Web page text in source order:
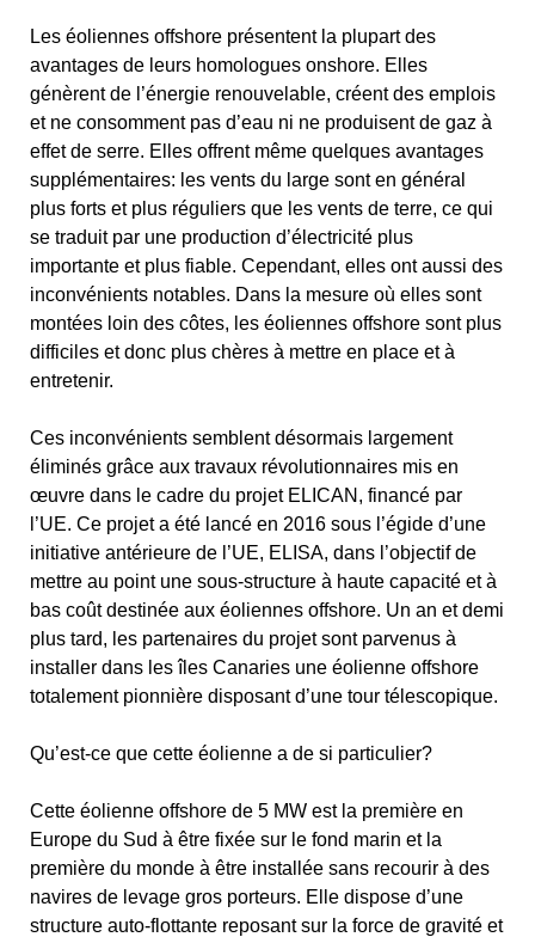
Les éoliennes offshore présentent la plupart des
avantages de leurs homologues onshore. Elles
génèrent de l’énergie renouvelable, créent des emplois
et ne consomment pas d’eau ni ne produisent de gaz à
effet de serre. Elles offrent même quelques avantages
supplémentaires: les vents du large sont en général
plus forts et plus réguliers que les vents de terre, ce qui
se traduit par une production d’électricité plus
importante et plus fiable. Cependant, elles ont aussi des
inconvénients notables. Dans la mesure où elles sont
montées loin des côtes, les éoliennes offshore sont plus
difficiles et donc plus chères à mettre en place et à
entretenir.
Ces inconvénients semblent désormais largement
éliminés grâce aux travaux révolutionnaires mis en
œuvre dans le cadre du projet ELICAN, financé par
l’UE. Ce projet a été lancé en 2016 sous l’égide d’une
initiative antérieure de l’UE, ELISA, dans l’objectif de
mettre au point une sous-structure à haute capacité et à
bas coût destinée aux éoliennes offshore. Un an et demi
plus tard, les partenaires du projet sont parvenus à
installer dans les îles Canaries une éolienne offshore
totalement pionnière disposant d’une tour télescopique.
Qu’est-ce que cette éolienne a de si particulier?
Cette éolienne offshore de 5 MW est la première en
Europe du Sud à être fixée sur le fond marin et la
première du monde à être installée sans recourir à des
navires de levage gros porteurs. Elle dispose d’une
structure auto-flottante reposant sur la force de gravité et